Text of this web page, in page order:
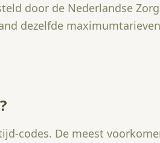
door de Nederlandse
dezelfde
codes. De meest